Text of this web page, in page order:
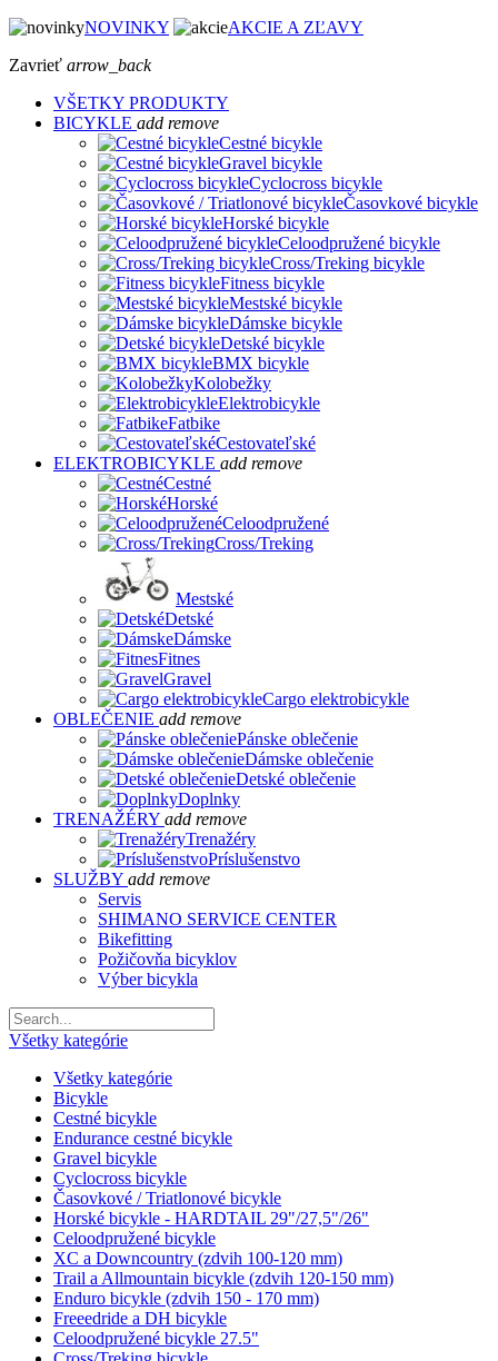
NOVINKY
AKCIE A ZĽAVY
Zavrieť arrow_back
VŠETKY PRODUKTY
BICYKLE add remove
Cestné bicykle
Gravel bicykle
Cyclocross bicykle
Časovkové bicykle
Horské bicykle
Celoodpružené bicykle
Cross/Treking bicykle
Fitness bicykle
Mestské bicykle
Dámske bicykle
Detské bicykle
BMX bicykle
Kolobežky
Elektrobicykle
Fatbike
Cestovateľské
ELEKTROBICYKLE add remove
Cestné
Horské
Celoodpružené
Cross/Treking
Mestské
Detské
Dámske
Fitnes
Gravel
Cargo elektrobicykle
OBLEČENIE add remove
Pánske oblečenie
Dámske oblečenie
Detské oblečenie
Doplnky
TRENAŽÉRY add remove
Trenažéry
Príslušenstvo
SLUŽBY add remove
Servis
SHIMANO SERVICE CENTER
Bikefitting
Požičovňa bicyklov
Výber bicykla
Všetky kategórie
Všetky kategórie
Bicykle
Cestné bicykle
Endurance cestné bicykle
Gravel bicykle
Cyclocross bicykle
Časovkové / Triatlonové bicykle
Horské bicykle - HARDTAIL 29"/27,5"/26"
Celoodpružené bicykle
XC a Downcountry (zdvih 100-120 mm)
Trail a Allmountain bicykle (zdvih 120-150 mm)
Enduro bicykle (zdvih 150 - 170 mm)
Freeedride a DH bicykle
Celoodpružené bicykle 27.5"